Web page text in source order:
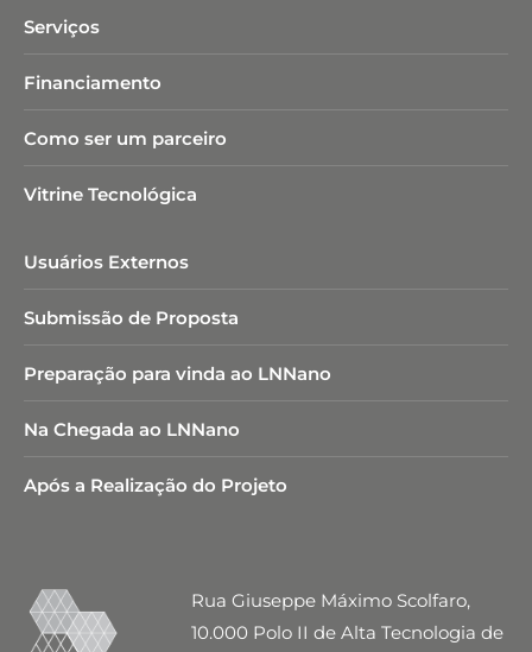
Serviços
Financiamento
Como ser um parceiro
Vitrine Tecnológica
Usuários Externos
Submissão de Proposta
Preparação para vinda ao LNNano
Na Chegada ao LNNano
Após a Realização do Projeto
Rua Giuseppe Máximo Scolfaro,
10.000 Polo II de Alta Tecnologia de